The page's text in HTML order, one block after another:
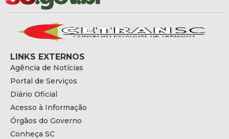
LINKS EXTERNOS
Agência de Notícias
Portal de Serviços
Diário Oficial
Acesso à Informação
Órgãos do Governo
Conheça SC